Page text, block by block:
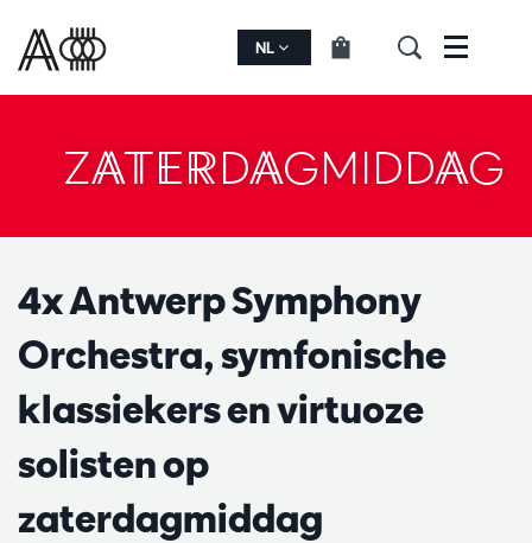
NL Menu
ZATERDAGMIDDAG
4x Antwerp Symphony
Orchestra, symfonische
klassiekers en virtuoze
solisten op
zaterdagmiddag